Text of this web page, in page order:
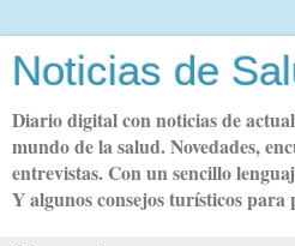
Noticias de
Diario digital con noticias de
mundo de la salud. Novedades,
entrevistas. Con un sencillo
Y algunos consejos turísticos para